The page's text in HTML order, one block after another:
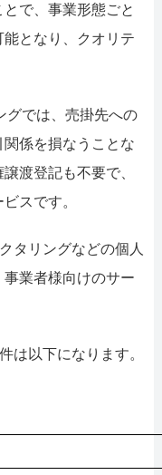
で、事業形態ごと
となり、クオリテ
グでは、売掛先への
係を損なうことな
渡登記も不要で、
スです。
タリングなどの個人
業者様向けのサー
は以下になります。